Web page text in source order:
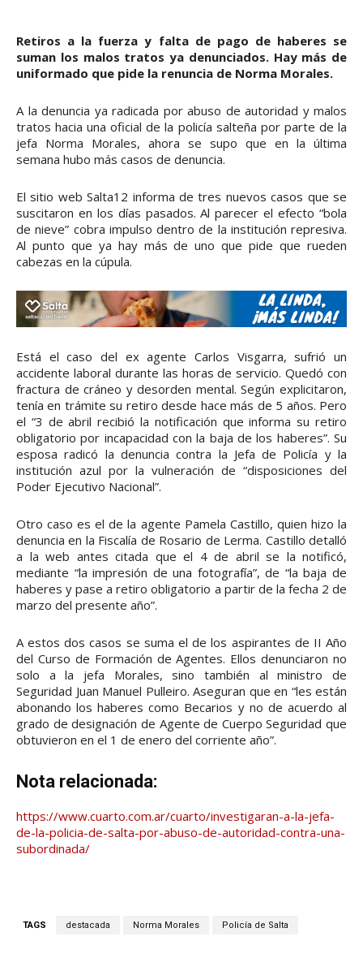
Retiros a la fuerza y falta de pago de haberes se
suman los malos tratos ya denunciados. Hay más de
uniformado que pide la renuncia de Norma Morales.
A la denuncia ya radicada por abuso de autoridad y malos
tratos hacia una oficial de la policía salteña por parte de la
jefa Norma Morales, ahora se supo que en la última
semana hubo más casos de denuncia.
El sitio web Salta12 informa de tres nuevos casos que se
suscitaron en los días pasados. Al parecer el efecto “bola
de nieve” cobra impulso dentro de la institución represiva.
Al punto que ya hay más de uno que pide que rueden
cabezas en la cúpula.
Está el caso del ex agente Carlos Visgarra, sufrió un
accidente laboral durante las horas de servicio. Quedó con
fractura de cráneo y desorden mental. Según explicitaron,
tenía en trámite su retiro desde hace más de 5 años. Pero
el “3 de abril recibió la notificación que informa su retiro
obligatorio por incapacidad con la baja de los haberes”. Su
esposa radicó la denuncia contra la Jefa de Policía y la
institución azul por la vulneración de “disposiciones del
Poder Ejecutivo Nacional”.
Otro caso es el de la agente Pamela Castillo, quien hizo la
denuncia en la Fiscalía de Rosario de Lerma. Castillo detalló
a la web antes citada que el 4 de abril se la notificó,
mediante “la impresión de una fotografía”, de “la baja de
haberes y pase a retiro obligatorio a partir de la fecha 2 de
marzo del presente año”.
A estos dos casos se suma el de los aspirantes de II Año
del Curso de Formación de Agentes. Ellos denunciaron no
solo a la jefa Morales, sino también al ministro de
Seguridad Juan Manuel Pulleiro. Aseguran que en “les están
abonando los haberes como Becarios y no de acuerdo al
grado de designación de Agente de Cuerpo Seguridad que
obtuvieron en el 1 de enero del corriente año”.
Nota relacionada:
https://www.cuarto.com.ar/cuarto/investigaran-a-la-jefa-
de-la-policia-de-salta-por-abuso-de-autoridad-contra-una-
subordinada/
TAGS destacada Norma Morales Policía de Salta